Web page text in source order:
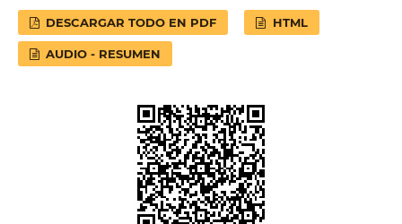
DESCARGAR TODO EN PDF HTML
AUDIO - RESUMEN